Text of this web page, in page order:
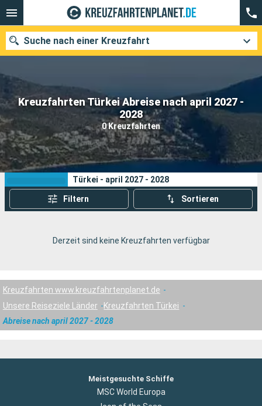
Kreuzfahrten Türkei Abreise nach april 2027 -
2028
0 Kreuzfahrten
Suche nach einer Kreuzfahrt
Unsere Ziele
Abfahrtsmonat
Häfen Reedereien
Suchen
Ihre Suchkriterien:
Türkei - april 2027 - 2028
Filtern Sortieren
Derzeit sind keine Kreuzfahrten verfügbar
Kreuzfahrten www.kreuzfahrtenplanet.de
Unsere Reiseziele Länder
Kreuzfahrten Türkei
Abreise nach april 2027 - 2028
Meistgesuchte Schiffe
MSC World Europa